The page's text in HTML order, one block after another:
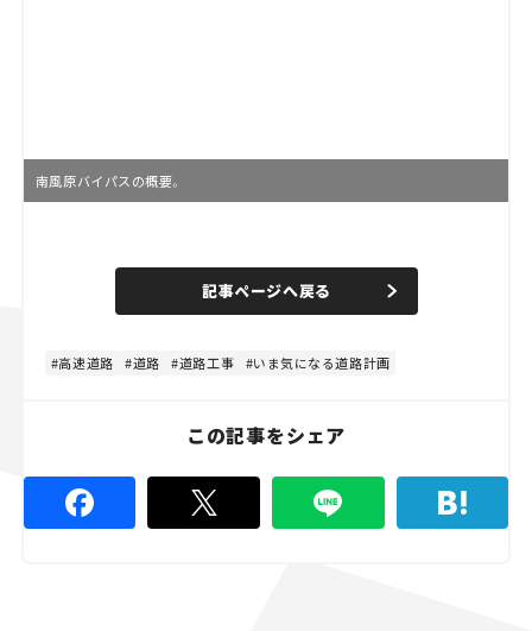
南風原バイパスの概要。
n
e
d
0
%
記事ページへ戻る
高速道路 道路 道路工事 いま気になる道路計画
この記事をシェア